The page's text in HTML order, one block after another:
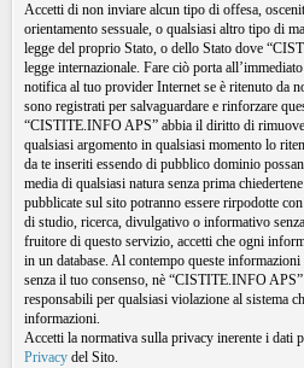
Accetti di non inviare alcun tipo di offesa,
orientamento sessuale, o qualsiasi altro tipo di
legge del proprio Stato, o dello Stato dove
legge internazionale. Fare ciò porta
notifica al tuo provider Internet se è ritenuto da
sono registrati per salvaguardare e rinforzare
“CISTITE.INFO APS” abbia il diritto di
qualsiasi argomento in qualsiasi momento lo
da te inseriti essendo di pubblico dominio
media di qualsiasi natura senza prima
pubblicate sul sito potranno essere rirpodotte
di studio, ricerca, divulgativo o informativo
fruitore di questo servizio, accetti che ogni
in un database. Al contempo queste
senza il tuo consenso, nè “CISTITE.INFO
responsabili per qualsiasi violazione al sistema
informazioni.
Accetti la normativa sulla privacy inerente i dati
Privacy del Sito.